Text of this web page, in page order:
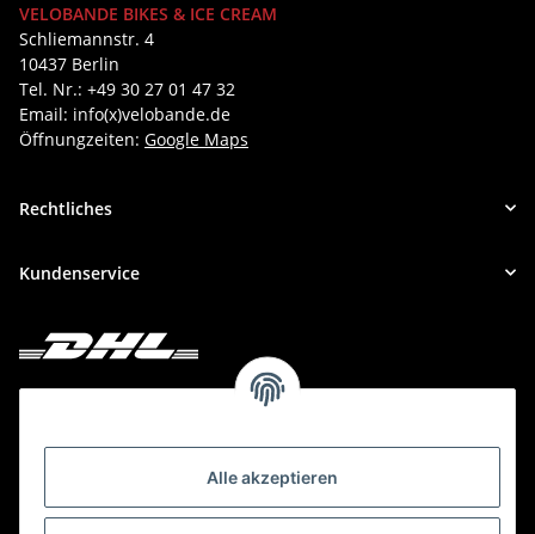
Alle akzeptieren
VELOBANDE BIKES & ICE CREAM
Schliemannstr. 4
10437 Berlin
Tel. Nr.: +49 30 27 01 47 32
Email: info(x)velobande.de
Öffnungzeiten: Google Maps
Rechtliches
Kundenservice
Deine Bestellung versenden wir mit DHL!